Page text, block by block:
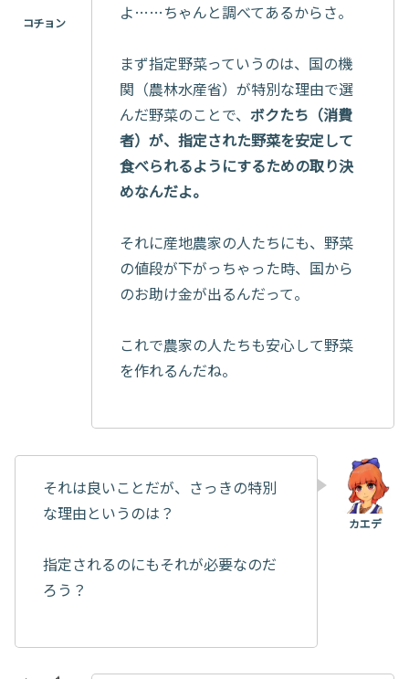
よ……ちゃんと調べてあるからさ。
まず指定野菜っていうのは、国の機
関（農林水産省）が特別な理由で選
んだ野菜のことで、 ボクたち（消費
者）が、指定された野菜を安定して
食べられるようにするための取り決
めなんだよ。
それに産地農家の人たちにも、野菜
の値段が下がっちゃった時、国から
のお助け金が出るんだって。
これで農家の人たちも安心して野菜
を作れるんだね。
それは良いことだが、さっきの特別
な理由というのは？
指定されるのにもそれが必要なのだ
ろう？